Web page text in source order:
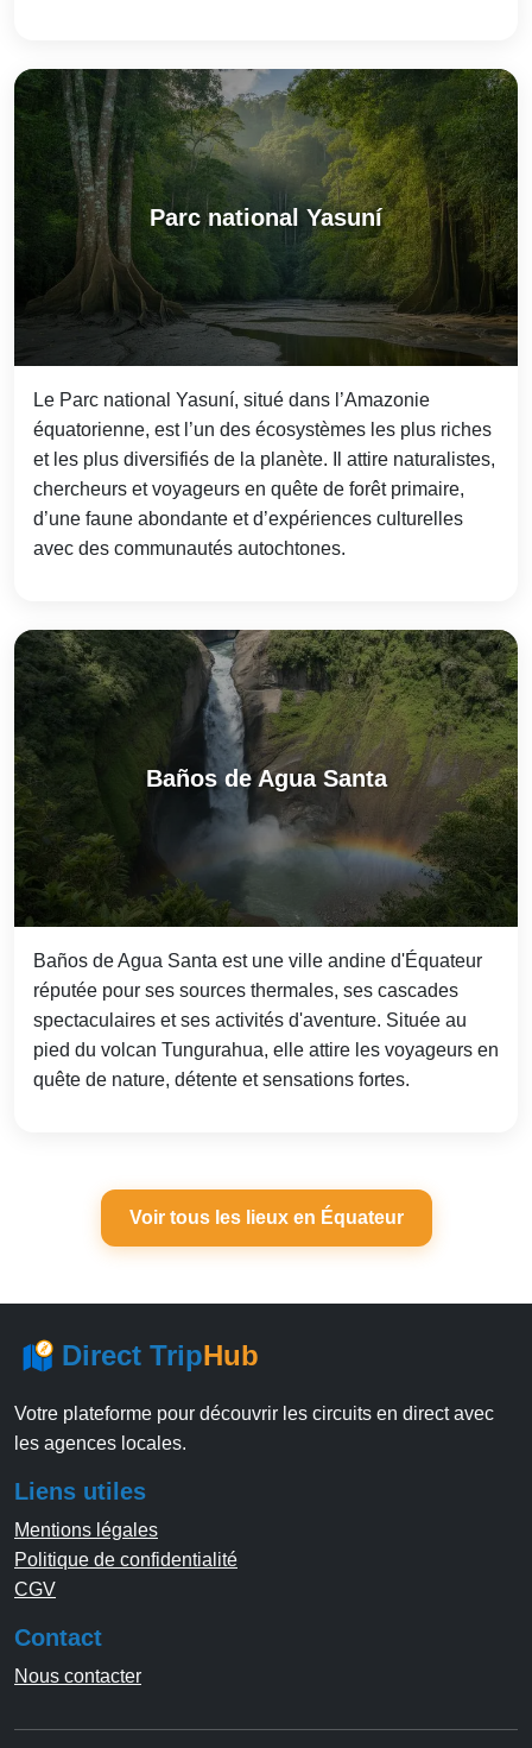
Parc national Yasuní
Le Parc national Yasuní, situé dans l’Amazonie
équatorienne, est l’un des écosystèmes les plus riches
et les plus diversifiés de la planète. Il attire naturalistes,
chercheurs et voyageurs en quête de forêt primaire,
d’une faune abondante et d’expériences culturelles
avec des communautés autochtones.
Baños de Agua Santa
Baños de Agua Santa est une ville andine d'Équateur
réputée pour ses sources thermales, ses cascades
spectaculaires et ses activités d'aventure. Située au
pied du volcan Tungurahua, elle attire les voyageurs en
quête de nature, détente et sensations fortes.
Voir tous les lieux en Équateur
Direct TripHub
Votre plateforme pour découvrir les circuits en direct avec
les agences locales.
Liens utiles
Mentions légales
Politique de confidentialité
CGV
Contact
Nous contacter